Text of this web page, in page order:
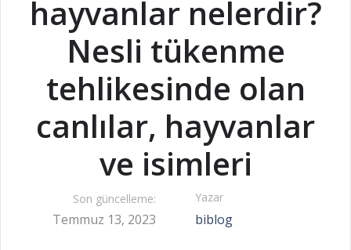
hayvanlar nelerdir?
Nesli tükenme
tehlikesinde olan
canlılar, hayvanlar
ve isimleri
Son güncelleme:
Temmuz 13, 2023
Yazar
biblog